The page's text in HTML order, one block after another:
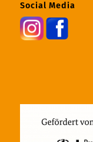
Social Media